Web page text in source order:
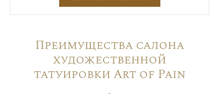
Преимущества салона
художественной
татуировки Art of Pain